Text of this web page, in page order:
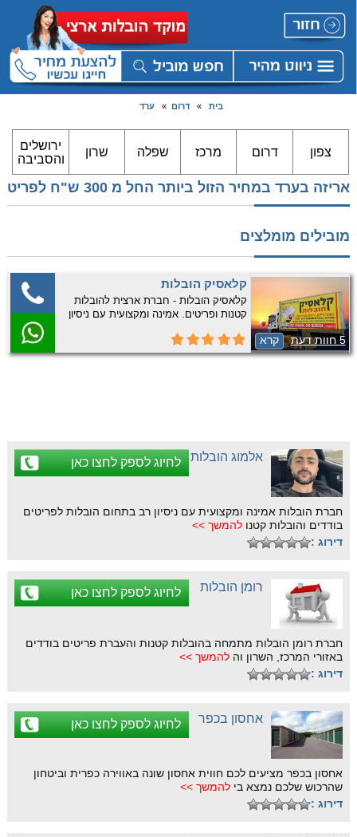
בית » דרום » ערד
צפון דרום מרכז שפלה שרון
ירושלים
והסביבה
אריזה בערד במחיר הזול ביותר החל מ 300 ש"ח לפריט
מובילים מומלצים
5 חוות דעת קרא
קלאסיק הובלות
קלאסיק הובלות - חברת ארצית להובלות
קטנות ופריטים. אמינה ומקצועית עם ניסיון
ומקצועי.
אלמוג הובלות לחיוג לספק לחצו כאן
חברת הובלות אמינה ומקצועית עם ניסיון רב בתחום הובלות לפריטים
בודדים והובלות קטנו להמשך >>
דירוג :
רומן הובלות לחיוג לספק לחצו כאן
חברת רומן הובלות מתמחה בהובלות קטנות והעברת פריטים בודדים
באזורי המרכז, השרון וה להמשך >>
דירוג :
אחסון בכפר לחיוג לספק לחצו כאן
אחסון בכפר מציעים לכם חווית אחסון שונה באווירה כפרית וביטחון
שהרכוש שלכם נמצא בי להמשך >>
דירוג :